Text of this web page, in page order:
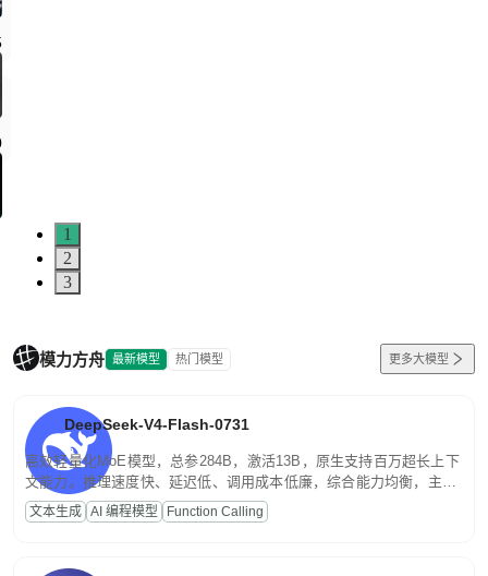
1
2
3
模力方舟 最新模型 热门模型 更多大模型
DeepSeek-V4-Flash-0731
高效轻量化MoE模型，总参284B，激活13B，原生支持百万超长上下
文能力。推理速度快、延迟低、调用成本低廉，综合能力均衡，主打
高并发、轻量化任务，适合日常对话、内容创作、基础 RAG、批量
文案处理等普惠刚需场景。
文本生成 AI 编程模型 Function Calling